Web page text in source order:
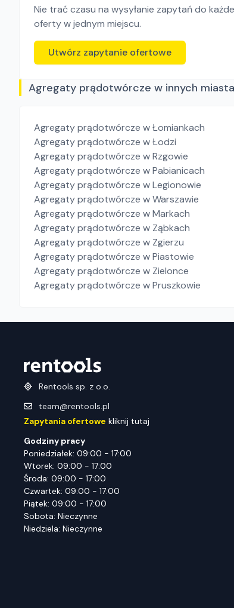
Nie trać czasu na wysyłanie zapytań do
oferty w jednym miejscu.
Utwórz zapytanie ofertowe
Agregaty prądotwórcze w innych
Agregaty prądotwórcze w Łomiankach
Agregaty prądotwórcze w Łodzi
Agregaty prądotwórcze w Rzgowie
Agregaty prądotwórcze w Pabianicach
Agregaty prądotwórcze w Legionowie
Agregaty prądotwórcze w Warszawie
Agregaty prądotwórcze w Markach
Agregaty prądotwórcze w Ząbkach
Agregaty prądotwórcze w Zgierzu
Agregaty prądotwórcze w Piastowie
Agregaty prądotwórcze w Zielonce
Agregaty prądotwórcze w Pruszkowie
Rentools sp. z o.o.
team@rentools.pl
Zapytania ofertowe kliknij tutaj
Godziny pracy
Poniedziałek: 09:00 - 17:00
Wtorek: 09:00 - 17:00
Środa: 09:00 - 17:00
Czwartek: 09:00 - 17:00
Piątek: 09:00 - 17:00
Sobota: Nieczynne
Niedziela: Nieczynne